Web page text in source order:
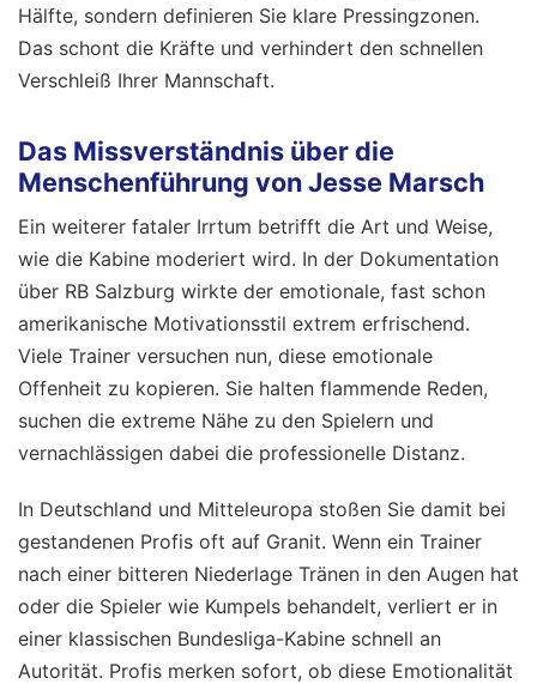
Hälfte, sondern definieren Sie klare Pressingzonen.
Das schont die Kräfte und verhindert den schnellen
Verschleiß Ihrer Mannschaft.
Das Missverständnis über die
Menschenführung von Jesse Marsch
Ein weiterer fataler Irrtum betrifft die Art und Weise,
wie die Kabine moderiert wird. In der Dokumentation
über RB Salzburg wirkte der emotionale, fast schon
amerikanische Motivationsstil extrem erfrischend.
Viele Trainer versuchen nun, diese emotionale
Offenheit zu kopieren. Sie halten flammende Reden,
suchen die extreme Nähe zu den Spielern und
vernachlässigen dabei die professionelle Distanz.
In Deutschland und Mitteleuropa stoßen Sie damit bei
gestandenen Profis oft auf Granit. Wenn ein Trainer
nach einer bitteren Niederlage Tränen in den Augen hat
oder die Spieler wie Kumpels behandelt, verliert er in
einer klassischen Bundesliga-Kabine schnell an
Autorität. Profis merken sofort, ob diese Emotionalität